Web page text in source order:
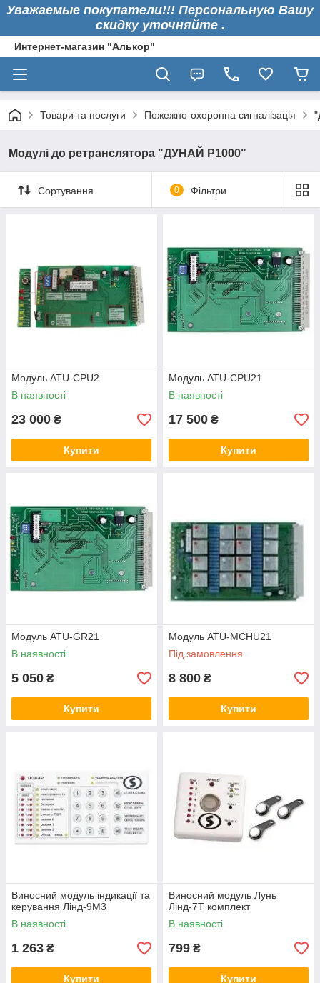
Уважаемые покупатели!!! Персональную Вашу
скидку уточняйте .
Интернет-магазин "Алькор"
Товари та послуги Пожежно-охоронна сигналізація
Модулі до ретранслятора "ДУНАЙ Р1000"
Сортування 0 Фільтри
Модуль ATU-CPU2
В наявності
23 000 ₴
Купити
Модуль ATU-CPU21
В наявності
17 500 ₴
Купити
Модуль ATU-GR21
В наявності
5 050 ₴
Купити
Модуль ATU-MCHU21
Під замовлення
8 800 ₴
Купити
Виносний модуль індикації та
керування Лінд-9М3
В наявності
1 263 ₴
Купити
Виносний модуль Лунь
Лінд-7Т комплект
В наявності
799 ₴
Купити